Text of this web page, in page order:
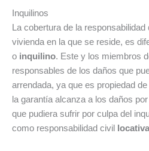
Inquilinos
La cobertura de la
vivienda en la que se reside, es
o inquilino. Este y los miembros
responsables de los daños que
arrendada, ya que es propiedad
la garantía alcanza a los daños
que pudiera sufrir por culpa del
como responsabilidad civil
locativa